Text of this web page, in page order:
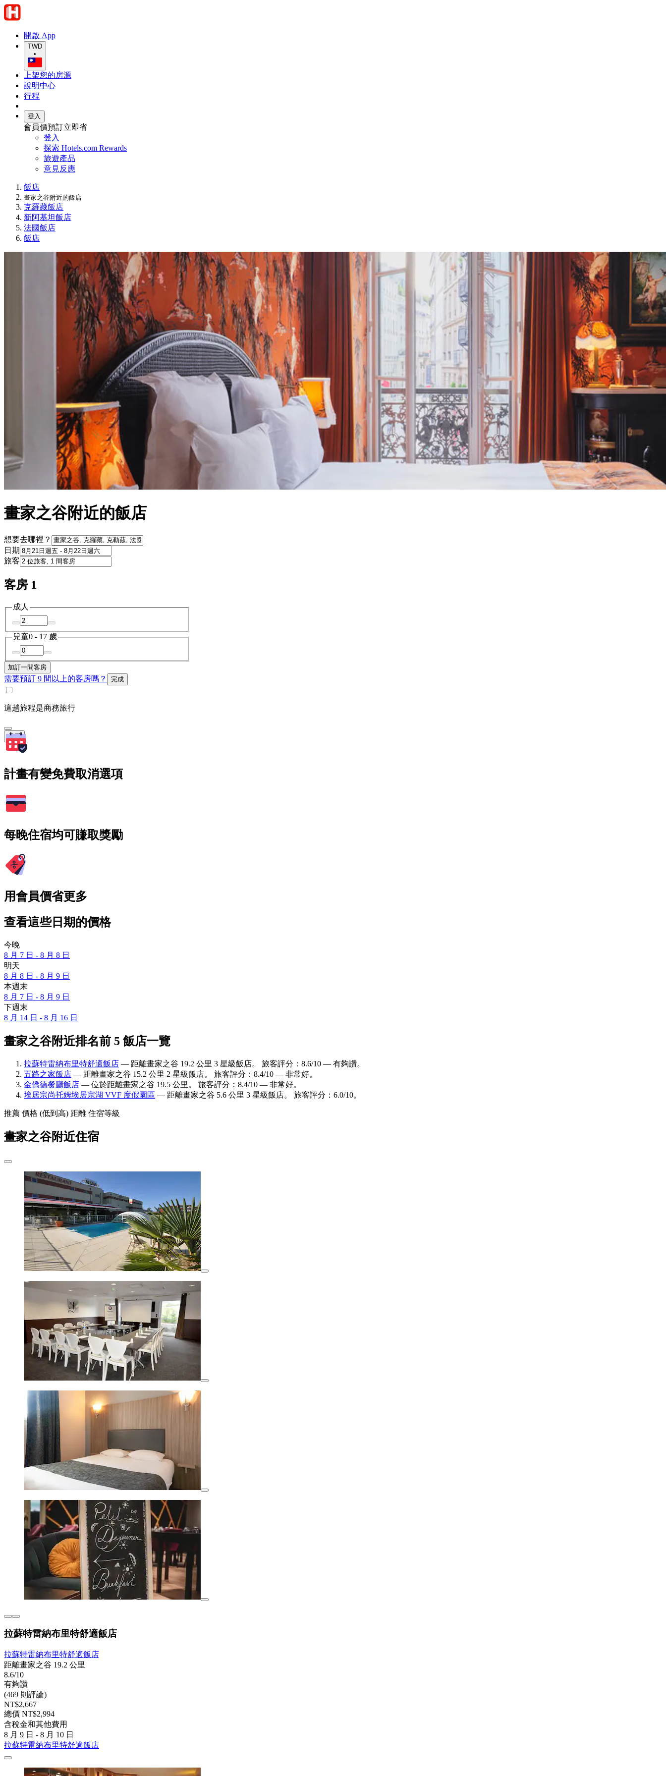
開啟 App
TWD
•
上架您的房源
說明中心
行程
登入
會員價預訂立即省
登入
探索 Hotels.com Rewards
旅遊產品
意見反應
飯店
畫家之谷附近的飯店
克羅藏飯店
新阿基坦飯店
法國飯店
飯店
畫家之谷附近的飯店
想要去哪裡？
日期
旅客
客房 1
成人
兒童0 - 17 歲
加訂一間客房
需要預訂 9 間以上的客房嗎？ 完成
這趟旅程是商務旅行
搜尋
計畫有變免費取消選項
每晚住宿均可賺取獎勵
用會員價省更多
查看這些日期的價格
今晚
8 月 7 日 - 8 月 8 日
明天
8 月 8 日 - 8 月 9 日
本週末
8 月 7 日 - 8 月 9 日
下週末
8 月 14 日 - 8 月 16 日
畫家之谷附近排名前 5 飯店一覽
拉蘇特雷納布里特舒適飯店 — 距離畫家之谷 19.2 公里 3 星級飯店。 旅客評分：8.6/10 — 有夠讚。
五路之家飯店 — 距離畫家之谷 15.2 公里 2 星級飯店。 旅客評分：8.4/10 — 非常好。
金僑德餐廳飯店 — 位於距離畫家之谷 19.5 公里。 旅客評分：8.4/10 — 非常好。
埃居宗尚托姆埃居宗湖 VVF 度假園區 — 距離畫家之谷 5.6 公里 3 星級飯店。 旅客評分：6.0/10。
推薦 價格 (低到高) 距離 住宿等級
畫家之谷附近住宿
拉蘇特雷納布里特舒適飯店
拉蘇特雷納布里特舒適飯店
距離畫家之谷 19.2 公里
8.6/10
有夠讚
(469 則評論)
NT$2,667
總價 NT$2,994
含稅金和其他費用
8 月 9 日 - 8 月 10 日
拉蘇特雷納布里特舒適飯店